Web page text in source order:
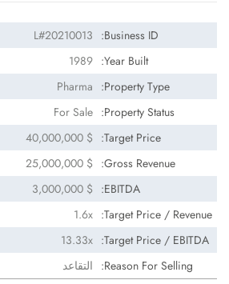
Business ID:
L#20210013
Year Built:
1989
Property Type:
Pharma
Property Status:
For Sale
Target Price:
$ 40,000,000
Gross Revenue:
$ 25,000,000
EBITDA:
$ 3,000,000
Target Price / Revenue:
1.6x
Target Price / EBITDA:
13.33x
Reason For Selling:
التقاعد